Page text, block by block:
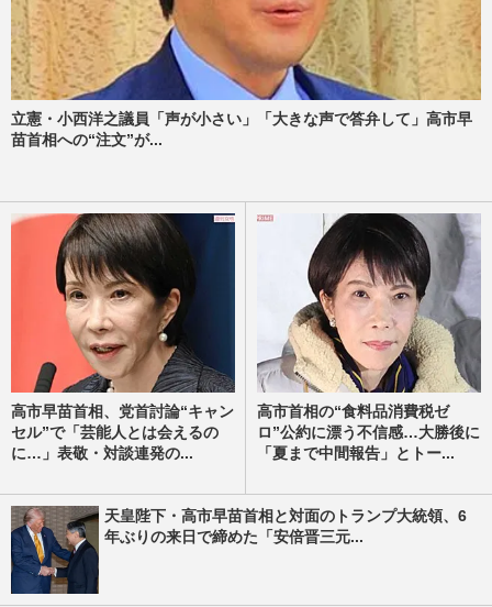
立憲・小西洋之議員「声が小さい」「大きな声で答弁して」高市早
苗首相への“注文”が...
高市早苗首相、党首討論“キャン
セル”で「芸能人とは会えるの
に…」表敬・対談連発の...
高市首相の“食料品消費税ゼ
ロ”公約に漂う不信感…大勝後に
「夏まで中間報告」とトー...
天皇陛下・高市早苗首相と対面のトランプ大統領、6
年ぶりの来日で締めた「安倍晋三元...